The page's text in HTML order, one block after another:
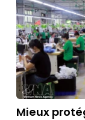
Mieux